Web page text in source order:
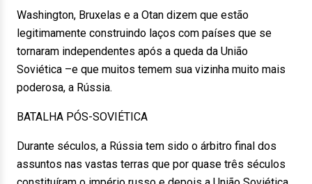
Washington, Bruxelas e a Otan dizem que estão
legitimamente construindo laços com países que se
tornaram independentes após a queda da União
Soviética –e que muitos temem sua vizinha muito mais
poderosa, a Rússia.
BATALHA PÓS-SOVIÉTICA
Durante séculos, a Rússia tem sido o árbitro final dos
assuntos nas vastas terras que por quase três séculos